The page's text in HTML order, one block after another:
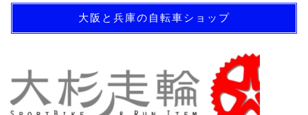
大阪と兵庫の自転車ショップ